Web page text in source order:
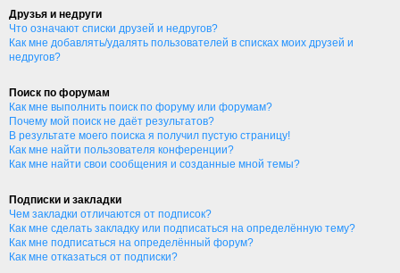
Друзья и недруги
Что означают списки друзей и недругов?
Как мне добавлять/удалять пользователей в списках моих друзей и
недругов?
Поиск по форумам
Как мне выполнить поиск по форуму или форумам?
Почему мой поиск не даёт результатов?
В результате моего поиска я получил пустую страницу!
Как мне найти пользователя конференции?
Как мне найти свои сообщения и созданные мной темы?
Подписки и закладки
Чем закладки отличаются от подписок?
Как мне сделать закладку или подписаться на определённую тему?
Как мне подписаться на определённый форум?
Как мне отказаться от подписки?